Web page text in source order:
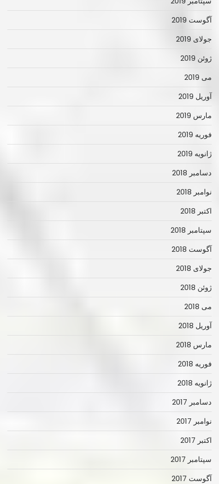
آگوست 2019
جولای 2019
ژوئن 2019
می 2019
آوریل 2019
مارس 2019
فوریه 2019
ژانویه 2019
دسامبر 2018
نوامبر 2018
اکتبر 2018
سپتامبر 2018
آگوست 2018
جولای 2018
ژوئن 2018
می 2018
آوریل 2018
مارس 2018
فوریه 2018
ژانویه 2018
دسامبر 2017
نوامبر 2017
اکتبر 2017
سپتامبر 2017
آگوست 2017